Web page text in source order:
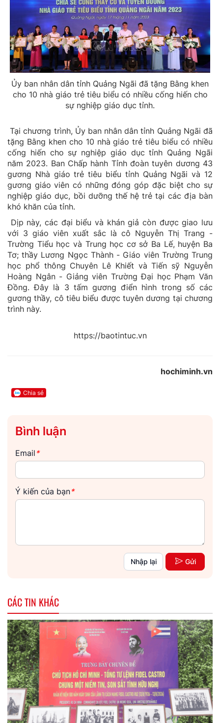
Ủy ban nhân dân tỉnh Quảng Ngãi đã tặng Bằng khen
cho 10 nhà giáo trẻ tiêu biểu có nhiều cống hiến cho
sự nghiệp giáo dục tỉnh.
Tại chương trình, Ủy ban nhân dân tỉnh Quảng Ngãi đã
tặng Bằng khen cho 10 nhà giáo trẻ tiêu biểu có nhiều
cống hiến cho sự nghiệp giáo dục tỉnh Quảng Ngãi
năm 2023. Ban Chấp hành Tỉnh đoàn tuyên dương 43
gương Nhà giáo trẻ tiêu biểu tỉnh Quảng Ngãi và 12
gương giáo viên có những đóng góp đặc biệt cho sự
nghiệp giáo dục, bồi dưỡng thế hệ trẻ tại các địa bàn
khó khăn của tỉnh.
Dịp này, các đại biểu và khán giả còn được giao lưu
với 3 giáo viên xuất sắc là cô Nguyễn Thị Trang -
Trường Tiểu học và Trung học cơ sở Ba Lế, huyện Ba
Tơ; thầy Lương Ngọc Thành - Giáo viên Trường Trung
học phổ thông Chuyên Lê Khiết và Tiến sỹ Nguyễn
Hoàng Ngân - Giảng viên Trường Đại học Phạm Văn
Đồng. Đây là 3 tấm gương điển hình trong số các
gương thầy, cô tiêu biểu được tuyên dương tại chương
trình này.
https://baotintuc.vn
hochiminh.vn
Chia sẻ
Bình luận
Email *
Ý kiến của bạn*
Nhập lại Gửi
CÁC TIN KHÁC